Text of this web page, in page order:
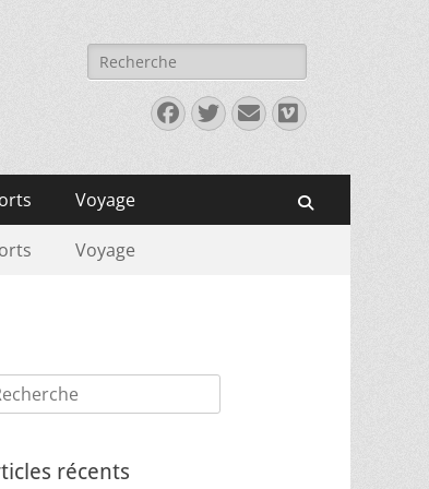
Rechercher :
Facebook
Twitter
E-
mail
Vimeo
Voyage
Voyage
:
récents